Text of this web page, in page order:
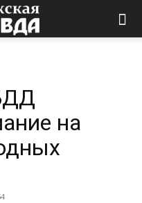
на